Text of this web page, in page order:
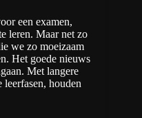
een examen,
leren. Maar net zo
we zo moeizaam
Het goede nieuws
Met langere
leerfasen, houden